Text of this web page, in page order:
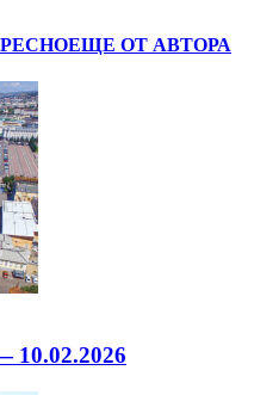
ЕЩЕ ОТ АВТОРА
10.02.2026